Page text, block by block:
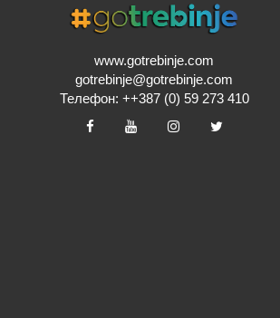
www.gotrebinje.com
gotrebinje@gotrebinje.com
Телефон: ++387 (0) 59 273 410